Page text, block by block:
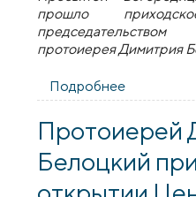
прошло
протоиерея Димитрия
Подробнее
собрание
Протоиерей
Белоцкий